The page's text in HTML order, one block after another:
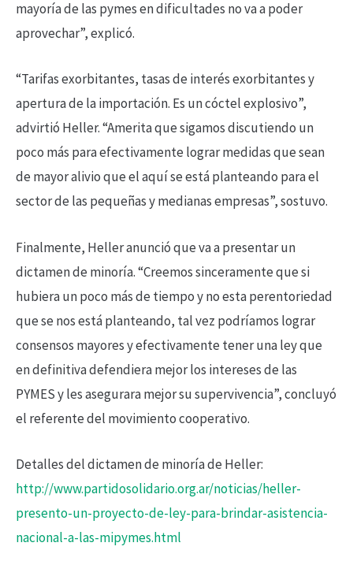
mayoría de las pymes en dificultades no va a poder
aprovechar”, explicó.
“Tarifas exorbitantes, tasas de interés exorbitantes y
apertura de la importación. Es un cóctel explosivo”,
advirtió Heller. “Amerita que sigamos discutiendo un
poco más para efectivamente lograr medidas que sean
de mayor alivio que el aquí se está planteando para el
sector de las pequeñas y medianas empresas”, sostuvo.
Finalmente, Heller anunció que va a presentar un
dictamen de minoría. “Creemos sinceramente que si
hubiera un poco más de tiempo y no esta perentoriedad
que se nos está planteando, tal vez podríamos lograr
consensos mayores y efectivamente tener una ley que
en definitiva defendiera mejor los intereses de las
PYMES y les asegurara mejor su supervivencia”, concluyó
el referente del movimiento cooperativo.
Detalles del dictamen de minoría de Heller:
http://www.partidosolidario.org.ar/noticias/heller-
presento-un-proyecto-de-ley-para-brindar-asistencia-
nacional-a-las-mipymes.html